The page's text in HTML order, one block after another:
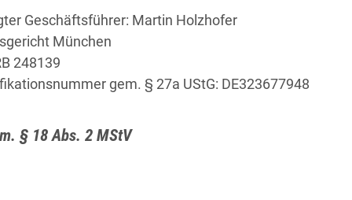
Geschäftsführer: Martin Holzhofer
München
248139
gem. § 27a UStG: DE323677948
§ 18 Abs. 2 MStV